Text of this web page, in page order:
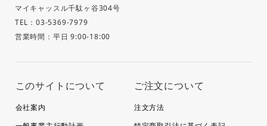
マイキャッスル千駄ヶ谷304号
TEL：03-5369-7979
営業時間：平日 9:00-18:00
このサイトについて
会社案内
ご注文について
注文方法